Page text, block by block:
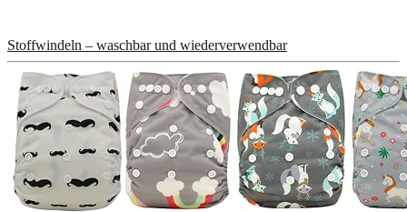
Stoffwindeln – waschbar und wiederverwendbar